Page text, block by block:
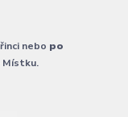
nebo po
Místku.